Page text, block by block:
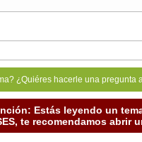
¿Quiéres hacerle una
Estás leyendo un
te recomendamos abrir